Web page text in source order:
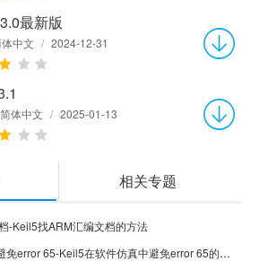
最新版
中文 / 2024-12-31
简体中文 / 2025-01-13
相关专题
-Keil5找ARM汇编文档的方法
Keil5怎么在软件仿真中避免error 65-Keil5在软件仿真中避免error 65的方法